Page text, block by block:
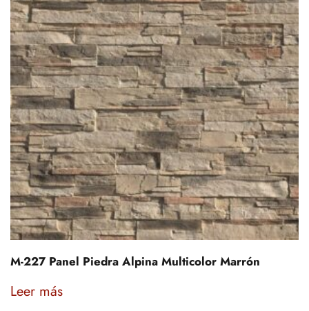
M-227 Panel Piedra Alpina Multicolor Marrón
Leer más